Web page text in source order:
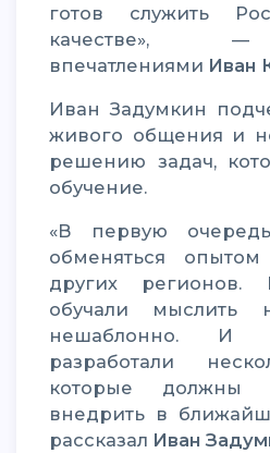
готов служить
качестве», —
впечатлениями Иван
Иван Задумкин подчеркнул ценность
живого общения и
решению задач,
обучение.
«В первую очередь, вживую смог
обменяться
других
обучали мыслить
нешаблонно. И
разработали
которые должны
внедрить в
рассказал Иван